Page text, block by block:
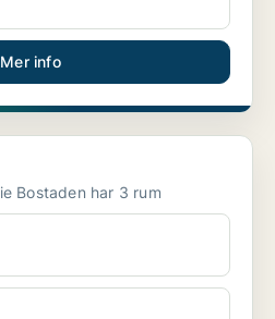
Mer info
Lägenhet att hyra i Fosie Bostaden har 3 rum